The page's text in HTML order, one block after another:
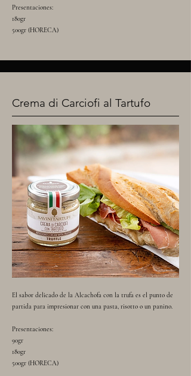
Presentaciones:
180gr
500gr (HORECA)
Crema di Carciofi al Tartufo
El sabor delicado de la Alcachofa con la trufa es el punto de
partida para impresionar con una pasta, risotto o un panino.
Presentaciones:
90gr
180gr
500gr (HORECA)